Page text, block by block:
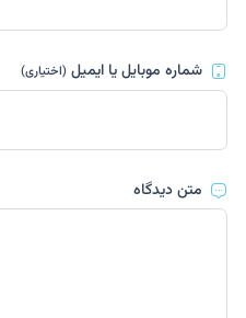
شماره موبایل یا ایمیل(اختیاری)
متن دیدگاه